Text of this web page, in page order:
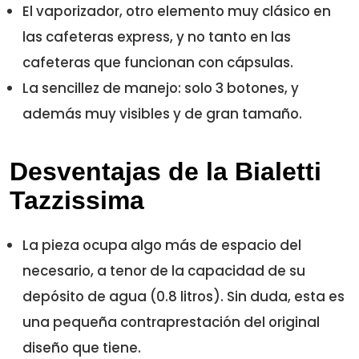
El vaporizador, otro elemento muy clásico en
las cafeteras express, y no tanto en las
cafeteras que funcionan con cápsulas.
La sencillez de manejo: solo 3 botones, y
además muy visibles y de gran tamaño.
Desventajas de la Bialetti
Tazzissima
La pieza ocupa algo más de espacio del
necesario, a tenor de la capacidad de su
depósito de agua (0.8 litros). Sin duda, esta es
una pequeña contraprestación del original
diseño que tiene.